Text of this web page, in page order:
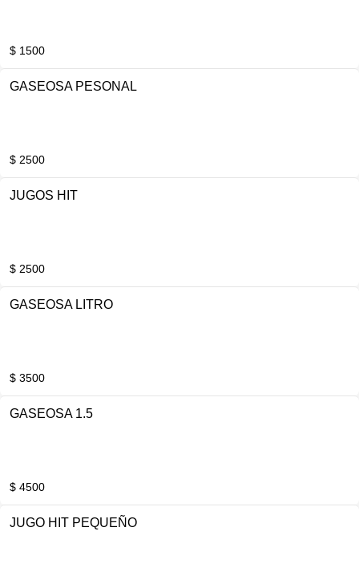
$ 1500
GASEOSA PESONAL
$ 2500
JUGOS HIT
$ 2500
GASEOSA LITRO
$ 3500
GASEOSA 1.5
$ 4500
JUGO HIT PEQUEÑO